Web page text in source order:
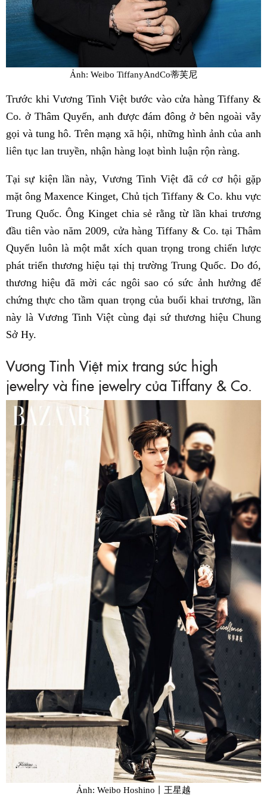
Ảnh: Weibo TiffanyAndCo蒂芙尼
Trước khi Vương Tinh Việt bước vào cửa hàng Tiffany &
Co. ở Thâm Quyến, anh được đám đông ở bên ngoài vẫy
gọi và tung hô. Trên mạng xã hội, những hình ảnh của anh
liên tục lan truyền, nhận hàng loạt bình luận rộn ràng.
Tại sự kiện lần này, Vương Tinh Việt đã cớ cơ hội gặp
mặt ông Maxence Kinget, Chủ tịch Tiffany & Co. khu vực
Trung Quốc. Ông Kinget chia sẻ rằng từ lần khai trương
đầu tiên vào năm 2009, cửa hàng Tiffany & Co. tại Thâm
Quyến luôn là một mắt xích quan trọng trong chiến lược
phát triển thương hiệu tại thị trường Trung Quốc. Do đó,
thương hiệu đã mời các ngôi sao có sức ảnh hưởng để
chứng thực cho tầm quan trọng của buổi khai trương, lần
này là Vương Tinh Việt cùng đại sứ thương hiệu Chung
Sở Hy.
Vương Tinh Việt mix trang sức high
jewelry và fine jewelry của Tiffany & Co.
Ảnh: Weibo Hoshino丨王星越